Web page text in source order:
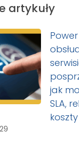
artykuły
jak
SLA,